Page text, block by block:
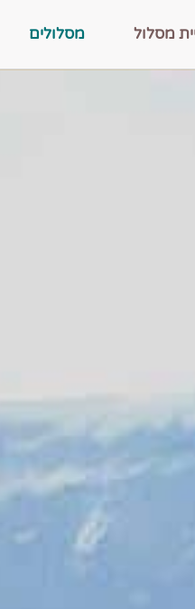
מסלול מסלולים